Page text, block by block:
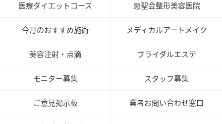
医療ダイエットコース 恵聖会整形美容医院
今月のおすすめ施術 メディカルアートメイク
美容注射・点滴 ブライダルエステ
モニター募集 スタッフ募集
ご意見掲示板 業者お問い合わせ窓口